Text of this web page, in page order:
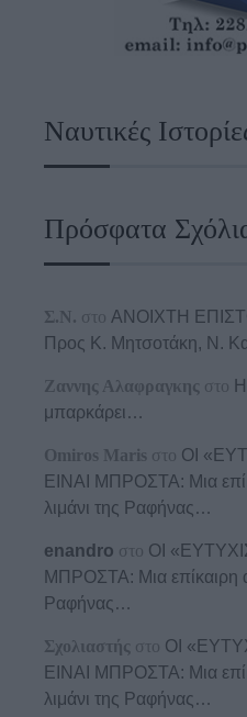
Ναυτικές
Πρόσφατα
Σ.Ν. στο ΑΝΟΙΧΤΗ
Προς K. Μητσοτάκη, N.
Ζαννης Αλαφραγκης στο
μπαρκάρει…
Omiros Maris στο ΟΙ
ΕΙΝΑΙ ΜΠΡΟΣΤΑ: Μια
λιμάνι της Ραφήνας…
enandro στο ΟΙ
ΜΠΡΟΣΤΑ: Μια επίκαιρη
Ραφήνας…
Σχολιαστής στο ΟΙ
ΕΙΝΑΙ ΜΠΡΟΣΤΑ: Μια
λιμάνι της Ραφήνας…